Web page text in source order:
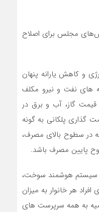
مجلس برای اصلاح
و کاهش یارانه پنهان
های نفت و نیرو مکلف
گاز، آب و برق در
پلکانی به گونه
در سطوح بالای مصرف،
پایین مصرف باشد.
سیستم هوشمند سوخت،
هر خانوار به میزان
به همه سرپرست های